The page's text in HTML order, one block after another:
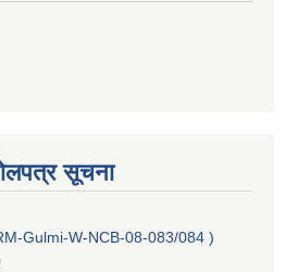
सूचना
Gulmi-W-NCB-08-083/084 )